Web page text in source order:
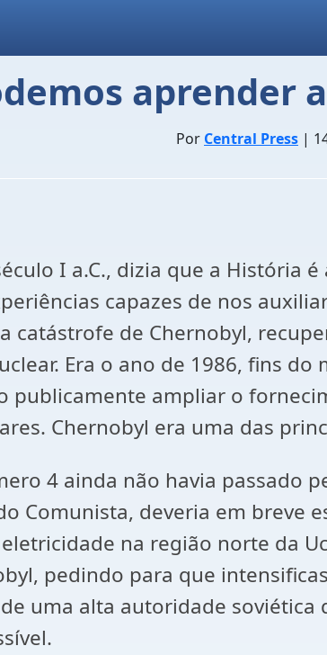
aprender
Por Central Press |
I a.C., dizia que a História
capazes de nos
catástrofe de Chernobyl,
Era o ano de 1986, fins
publicamente ampliar o
Chernobyl era uma das
4 ainda não havia passado
Comunista, deveria em breve
na região norte da
pedindo para que
uma alta autoridade